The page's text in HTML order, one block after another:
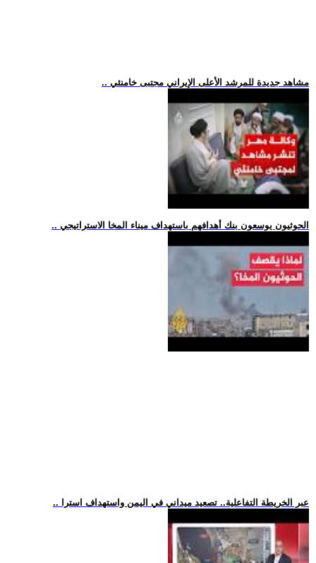
.. مشاهد جديدة للمرشد الأعلى الإيراني مجتبى خامنئي
.. الحوثيون يوسعون بنك أهدافهم باستهداف ميناء المخا الاستراتيجي
.. عبر الخريطة التفاعلية.. تصعيد ميداني في اليمن واستهداف استرا